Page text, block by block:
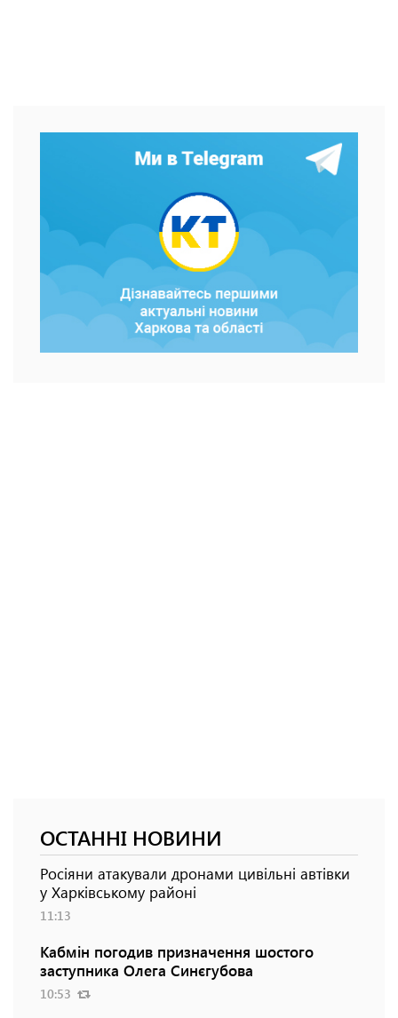
ОСТАННІ НОВИНИ
Росіяни атакували дронами цивільні автівки
у Харківському районі
11:13
Кабмін погодив призначення шостого
заступника Олега Синєгубова
10:53